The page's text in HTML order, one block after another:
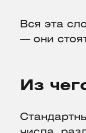
Вся эта
— они
Из